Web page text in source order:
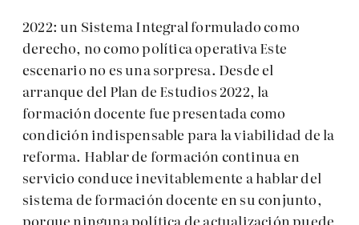
2022: un Sistema Integral formulado como
derecho, no como política operativa Este
escenario no es una sorpresa. Desde el
arranque del Plan de Estudios 2022, la
formación docente fue presentada como
condición indispensable para la viabilidad de la
reforma. Hablar de formación continua en
servicio conduce inevitablemente a hablar del
sistema de formación docente en su conjunto,
porque ninguna política de actualización puede